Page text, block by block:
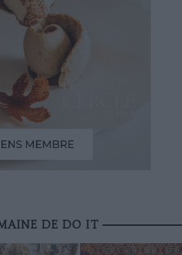
DE DO IT